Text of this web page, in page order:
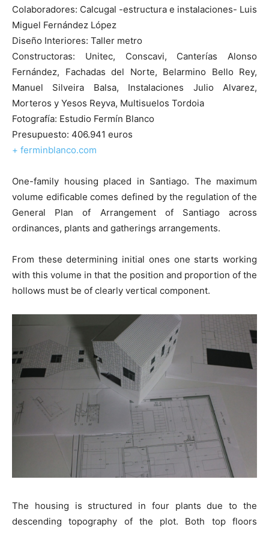
Colaboradores: Calcugal -estructura e instalaciones- Luis
Miguel Fernández López
Diseño Interiores: Taller metro
Constructoras: Unitec, Conscavi, Canterías Alonso
Fernández, Fachadas del Norte, Belarmino Bello Rey,
Manuel Silveira Balsa, Instalaciones Julio Alvarez,
Morteros y Yesos Reyva, Multisuelos Tordoia
Fotografía: Estudio Fermín Blanco
Presupuesto: 406.941 euros
+ ferminblanco.com
One-family housing placed in Santiago. The maximum
volume edificable comes defined by the regulation of the
General Plan of Arrangement of Santiago across
ordinances, plants and gatherings arrangements.
From these determining initial ones one starts working
with this volume in that the position and proportion of the
hollows must be of clearly vertical component.
The housing is structured in four plants due to the
descending topography of the plot. Both top floors